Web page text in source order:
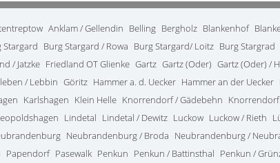
Anklam / Gellendin Belling Bergholz Blankenhof
Stargard Burg Stargard / Rowa Burg Stargard/ Loitz Burg Stargrad
/ Jatzke Friedland OT Glienke Gartz Gartz (Oder) Gartz (Oder) /
/ Lebbin Göritz Hammer a. d. Uecker Hammer an der Uecker
Karlshagen Klein Helle Knorrendorf / Gädebehn
Lindetal Lindetal / Dewitz Luckow Luckow / Rieth
Neubrandenburg / Broda Neubrandenburg /
Papendorf Pasewalk Penkun Penkun / Battinsthal Penkun /